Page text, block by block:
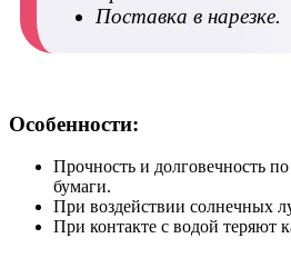
Поставка в нарезке.
Особенности:
Прочность и долговечность
бумаги.
При воздействии солнечных
При контакте с водой теряют